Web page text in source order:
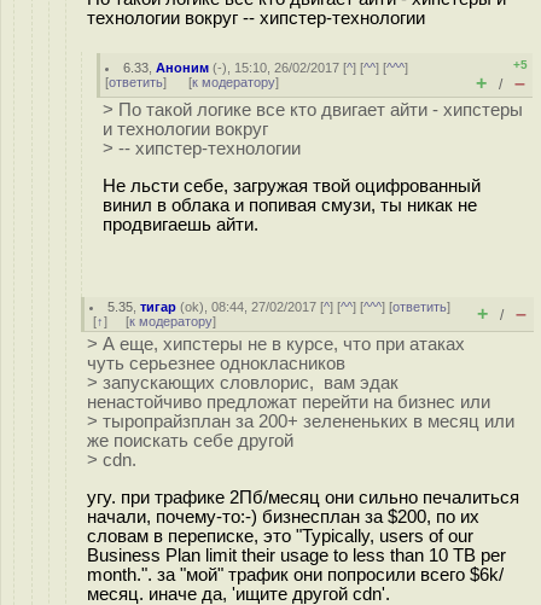
технологии вокруг -- хипстер-технологии
6.33 ,Аноним (-), 15:10, 26/02/2017 [^] [^^] [^^^]
[ответить] [к модератору]
+5
+ / –
> По такой логике все кто двигает айти - хипстеры
и технологии вокруг
> -- хипстер-технологии
Не льсти себе, загружая твой оцифрованный
винил в облака и попивая смузи, ты никак не
продвигаешь айти.
5.35 ,тигар (ok), 08:44, 27/02/2017 [^] [^^] [^^^] [ответить]
[↑] [к модератору] + / –
> А еще, хипстеры не в курсе, что при атаках
чуть серьезнее однокласников
> запускающих словлорис, вам эдак
ненастойчиво предложат перейти на бизнес или
> тыропрайзплан за 200+ зелененьких в месяц или
же поискать себе другой
> cdn.
угу. при трафике 2Пб/месяц они сильно печалиться
начали, почему-то:-) бизнесплан за $200, по их
словам в переписке, это "Typically, users of our
Business Plan limit their usage to less than 10 TB per
month.". за "мой" трафик они попросили всего $6k/
месяц. иначе да, 'ищите другой cdn'.